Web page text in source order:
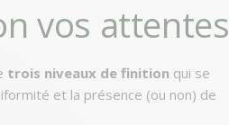
vos attentes
trois niveaux de finition qui se
et la présence (ou non) de